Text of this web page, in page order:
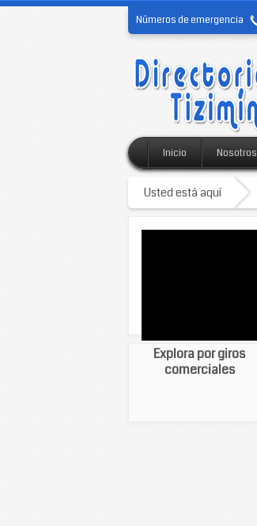
Números de emergencia
Inicio Nosotros
Usted está aquí
Explora por giros
comerciales